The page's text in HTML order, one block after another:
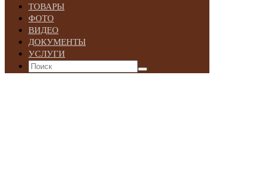
ТОВАРЫ
ФОТО
ВИДЕО
ДОКУМЕНТЫ
УСЛУГИ